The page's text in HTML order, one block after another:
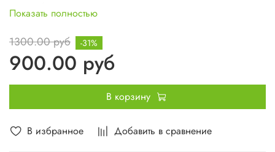
В избранное Добавить в сравнение
в качестве самостоятельного косметического
средства для достижения гладкости кожи.
Расход на одну процедуру: 30-40г
Показать полностью
1300.00 руб
900.00 руб
-31%
В корзину